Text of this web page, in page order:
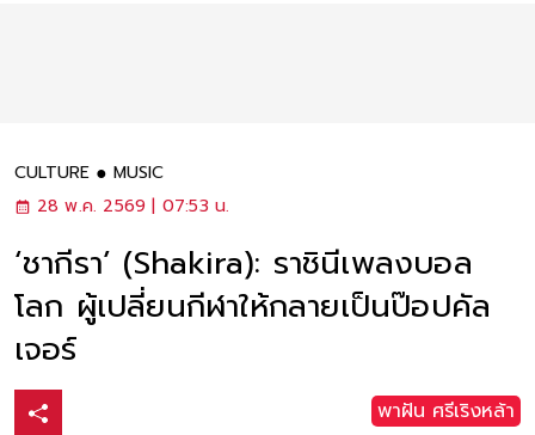
CULTURE
MUSIC
28 พ.ค. 2569 | 07:53 น.
‘ชากีรา’ (Shakira): ราชินีเพลงบอล
โลก ผู้เปลี่ยนกีฬาให้กลายเป็นป๊อปคัล
เจอร์
พาฝัน ศรีเริงหล้า